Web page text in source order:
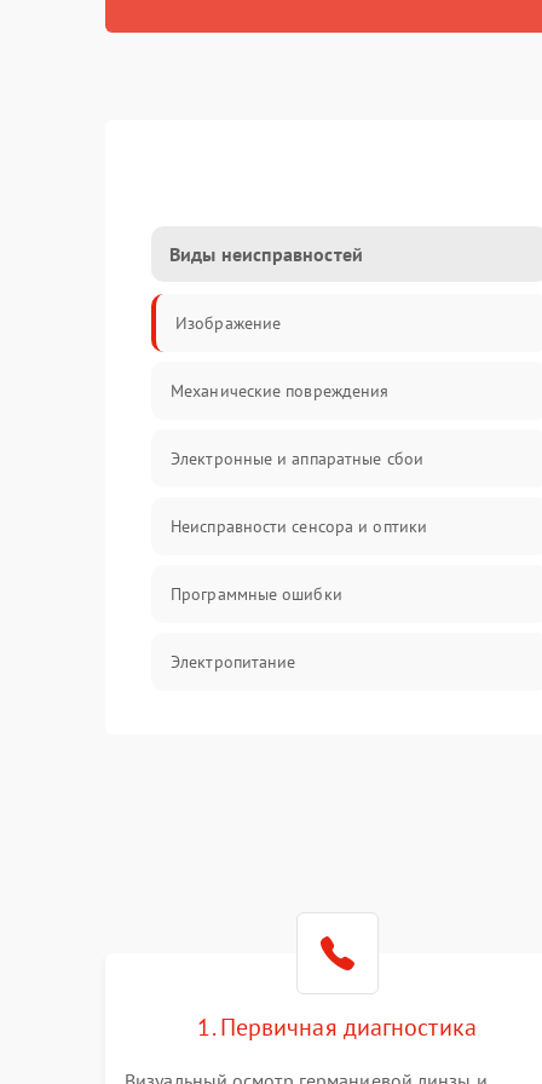
Виды неисправностей
Изображение
Механические повреждения
Электронные и аппаратные сбои
Неисправности сенсора и оптики
Программные ошибки
Электропитание
Температурные проблемы
Сбои коммуникаций и интерфейсов
1. Первичная диагностика